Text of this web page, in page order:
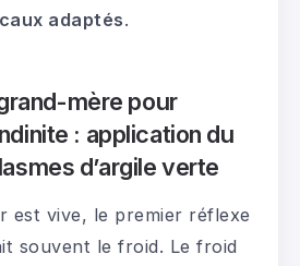
adaptés.
mère pour
: application du
d’argile verte
est vive, le premier réflexe
souvent le froid. Le froid